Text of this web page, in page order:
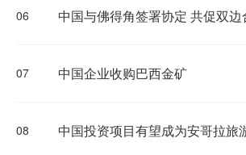
06 中国与佛得角签署协定 共促双边
07 中国企业收购巴西金矿
08 中国投资项目有望成为安哥拉旅